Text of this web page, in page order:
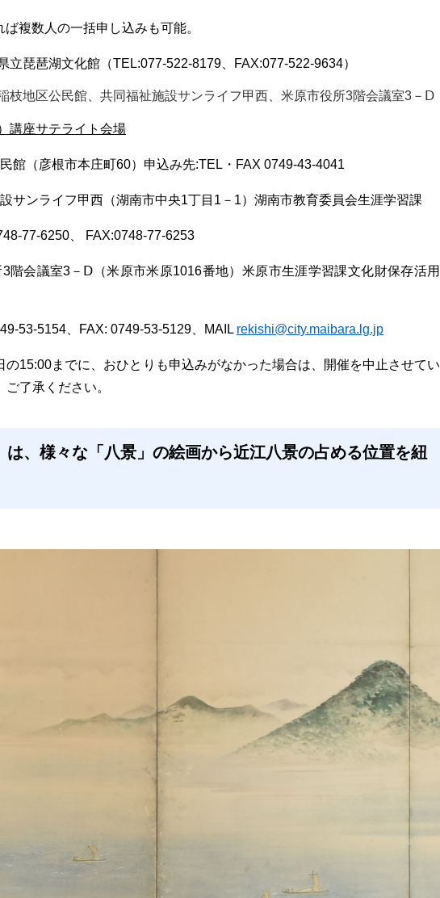
複数人の一括申し込みも可能。
立琵琶湖文化館（TEL:077-522-8179、FAX:077-522-9634）
枝地区公民館、共同福祉施設サンライフ甲西、米原市役所3階会議室3－Ⅾ
講座サテライト会場
館（彦根市本庄町60）申込み先:TEL・FAX 0749‐43‐4041
サンライフ甲西（湖南市中央1丁目1－1）湖南市教育委員会生涯学習課
77-6250、 FAX:0748-77-6253
階会議室3－Ⅾ（米原市米原1016番地）米原市生涯学習課文化財保存活用
53-5154、FAX: 0749-53-5129、MAIL rekishi@city.maibara.lg.jp
15:00までに、おひとりも申込みがなかった場合は、開催を中止させてい
了承ください。
は、様々な「八景」の絵画から近江八景の占める位置を紐